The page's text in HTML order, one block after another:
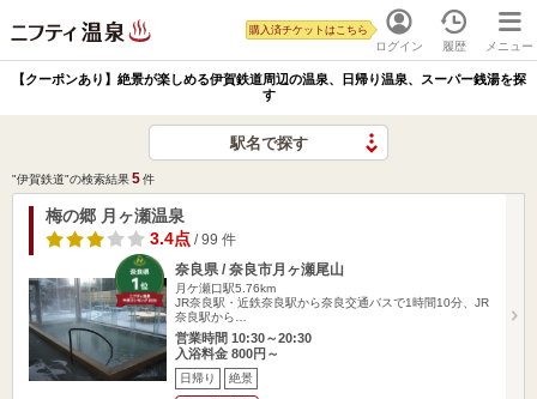
ログイン
購入済チケットはこちら
履歴 メニュー
【クーポンあり】絶景が楽しめる伊賀鉄道周辺の温泉、日帰り温泉、スーパー銭湯を探
す
駅名で探す
"伊賀鉄道"の検索結果5件
梅の郷 月ヶ瀬温泉
3.4点 / 99 件
奈良県 / 奈良市月ヶ瀬尾山
月ケ瀬口駅5.76km
JR奈良駅・近鉄奈良駅から奈良交通バスで1時間10分、JR
奈良駅から…
営業時間 10:30～20:30
入浴料金 800円～
日帰り 絶景